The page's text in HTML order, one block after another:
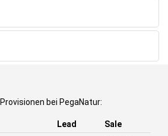
bei PegaNatur:
Lead
Sale